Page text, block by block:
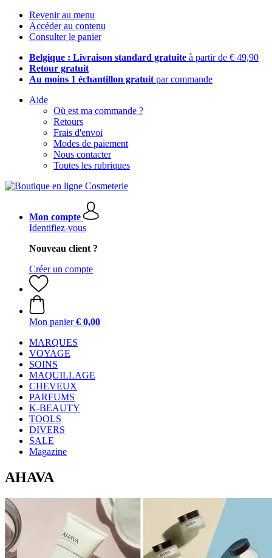
Revenir au menu
Accéder au contenu
Consulter le panier
Belgique : Livraison standard gratuite à partir de € 49,90
Retour gratuit
Au moins 1 échantillon gratuit par commande
Aide
Où est ma commande ?
Retours
Frais d'envoi
Modes de paiement
Nous contacter
Toutes les rubriques
Mon compte
Identifiez-vous
Nouveau client ?
Créer un compte
Mon panier € 0,00
MARQUES
VOYAGE
SOINS
MAQUILLAGE
CHEVEUX
PARFUMS
K-BEAUTY
TOOLS
DIVERS
SALE
Magazine
AHAVA